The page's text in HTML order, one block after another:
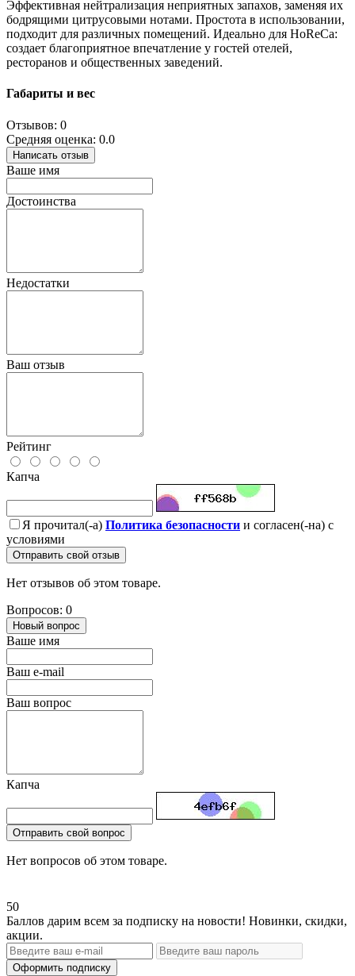
Эффективная нейтрализация неприятных запахов, заменяя их
бодрящими цитрусовыми нотами. Простота в использовании,
подходит для различных помещений. Идеально для HoReCa:
создает благоприятное впечатление у гостей отелей,
ресторанов и общественных заведений.
Габариты и вес
Отзывов: 0
Средняя оценка: 0.0
Написать отзыв
Ваше имя
Достоинства
Недостатки
Ваш отзыв
Рейтинг
Капча
Я прочитал(-а) Политика безопасности и согласен(-на) с
условиями
Отправить свой отзыв
Нет отзывов об этом товаре.
Вопросов: 0
Новый вопрос
Ваше имя
Ваш e-mail
Ваш вопрос
Капча
Отправить свой вопрос
Нет вопросов об этом товаре.
50
Баллов дарим всем за подписку на новости! Новинки, скидки,
акции.
Оформить подписку